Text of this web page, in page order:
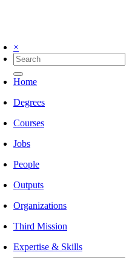
×
Home
Degrees
Courses
Jobs
People
Outputs
Organizations
Third Mission
Expertise & Skills